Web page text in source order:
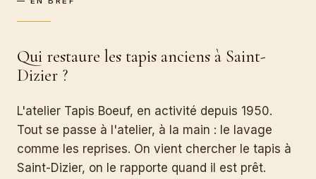
Qui restaure les tapis anciens à Saint-
Dizier ?
L'atelier Tapis Boeuf, en activité depuis 1950.
Tout se passe à l'atelier, à la main : le lavage
comme les reprises. On vient chercher le tapis à
Saint-Dizier, on le rapporte quand il est prêt.